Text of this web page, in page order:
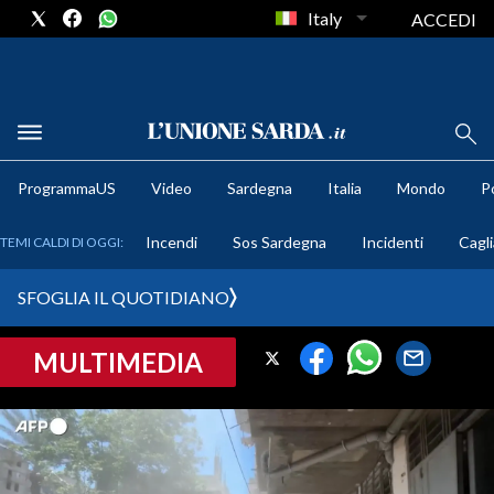
METEO
CRONACA SARDEGNA
PROVINCIA DI CAGLIARI
SULCIS IGLESIENTE
Italy ACCEDI
ProgrammaUS Video Sardegna Italia Mondo
TEMI CALDI DI OGGI: Incendi Sos Sardegna Incidenti
SFOGLIA IL QUOTIDIANO
MULTIMEDIA